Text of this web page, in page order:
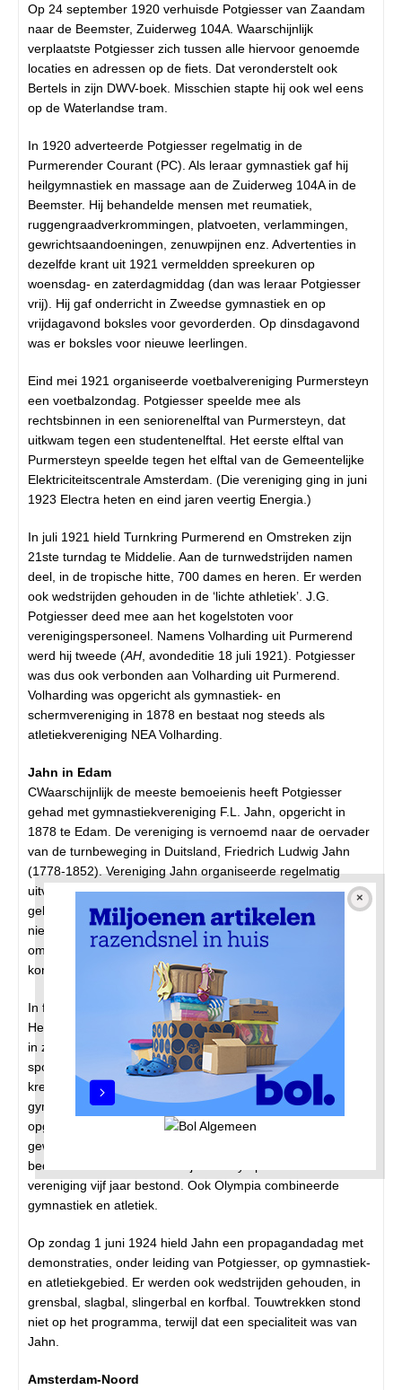
Op 24 september 1920 verhuisde Potgiesser van Zaandam
naar de Beemster, Zuiderweg 104A. Waarschijnlijk
verplaatste Potgiesser zich tussen alle hiervoor genoemde
locaties en adressen op de fiets. Dat veronderstelt ook
Bertels in zijn DWV-boek. Misschien stapte hij ook wel eens
op de Waterlandse tram.
In 1920 adverteerde Potgiesser regelmatig in de
Purmerender Courant (PC). Als leraar gymnastiek gaf hij
heilgymnastiek en massage aan de Zuiderweg 104A in de
Beemster. Hij behandelde mensen met reumatiek,
ruggengraadverkrommingen, platvoeten, verlammingen,
gewrichtsaandoeningen, zenuwpijnen enz. Advertenties in
dezelfde krant uit 1921 vermeldden spreekuren op
woensdag- en zaterdagmiddag (dan was leraar Potgiesser
vrij). Hij gaf onderricht in Zweedse gymnastiek en op
vrijdagavond boksles voor gevorderden. Op dinsdagavond
was er boksles voor nieuwe leerlingen.
Eind mei 1921 organiseerde voetbalvereniging Purmersteyn
een voetbalzondag. Potgiesser speelde mee als
rechtsbinnen in een seniorenelftal van Purmersteyn, dat
uitkwam tegen een studentenelftal. Het eerste elftal van
Purmersteyn speelde tegen het elftal van de Gemeentelijke
Elektriciteitscentrale Amsterdam. (Die vereniging ging in juni
1923 Electra heten en eind jaren veertig Energia.)
In juli 1921 hield Turnkring Purmerend en Omstreken zijn
21ste turndag te Middelie. Aan de turnwedstrijden namen
deel, in de tropische hitte, 700 dames en heren. Er werden
ook wedstrijden gehouden in de ‘lichte athletiek’. J.G.
Potgiesser deed mee aan het kogelstoten voor
verenigingspersoneel. Namens Volharding uit Purmerend
werd hij tweede (AH , avondeditie 18 juli 1921). Potgiesser
was dus ook verbonden aan Volharding uit Purmerend.
Volharding was opgericht als gymnastiek- en
schermvereniging in 1878 en bestaat nog steeds als
atletiekvereniging NEA Volharding.
Jahn in Edam
CWaarschijnlijk de meeste bemoeienis heeft Potgiesser
gehad met gymnastiekvereniging F.L. Jahn, opgericht in
1878 te Edam. De vereniging is vernoemd naar de oervader
van de turnbeweging in Duitsland, Friedrich Ludwig Jahn
(1778-1852). Vereniging Jahn organiseerde regelmatig
uitvoeringen, die druk bezocht werden. Er werd entree
geheven en er was bal na. Een discotheek kende Edam nog
niet. Een gymnastiekuitvoering was een mooie gelegenheid
om de jeugd op de turnvloer te monsteren en na afloop
konden jong en oud dansen.
In februari 1924 gaf Jahn een voorstelling in het
Heerenlogement, dat uitverkocht was. De voorzitter wees er
in zijn toespraak op dat voetballers beter worden in hun
sport als ze aan gymnastiek doen. Directeur Potgiesser
kreeg bloemen uitgereikt door een vertegenwoordiger van
gymnastiek- en atletiekvereniging Olympia uit Aalsmeer,
opgericht in 1915. Potgiesser was dus ook al verbonden
geweest aan het Aalsmeerse Olympia. Hij werd alsnog
bedankt voor de revue die hij voor Olympia maakte toen de
vereniging vijf jaar bestond. Ook Olympia combineerde
gymnastiek en atletiek.
Op zondag 1 juni 1924 hield Jahn een propagandadag met
demonstraties, onder leiding van Potgiesser, op gymnastiek-
en atletiekgebied. Er werden ook wedstrijden gehouden, in
grensbal, slagbal, slingerbal en korfbal. Touwtrekken stond
niet op het programma, terwijl dat een specialiteit was van
Jahn.
Amsterdam-Noord